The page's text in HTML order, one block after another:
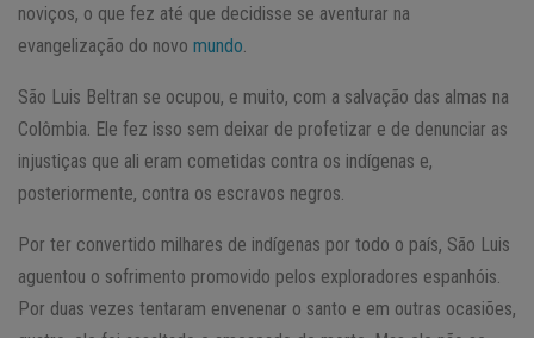
noviços, o que fez até que decidisse se aventurar na
evangelização do novo mundo
São Luis Beltran se ocupou, e muito, com a salvação das almas na
Colômbia. Ele fez isso sem deixar de profetizar e de denunciar as
injustiças que ali eram cometidas contra os indígenas e,
posteriormente, contra os escravos negros.
Por ter convertido milhares de indígenas por todo o país, São Luis
aguentou o sofrimento promovido pelos exploradores espanhóis.
Por duas vezes tentaram envenenar o santo e em outras ocasiões,